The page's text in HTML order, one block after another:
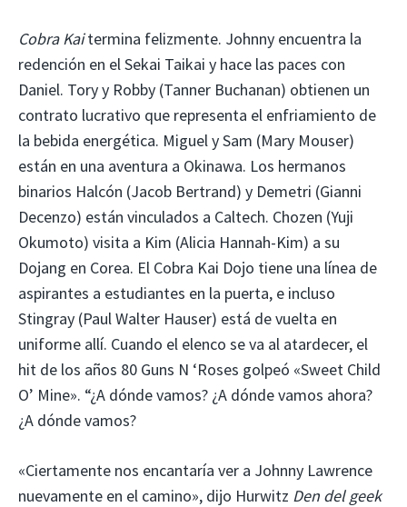
Cobra Kaitermina felizmente. Johnny encuentra la
redención en el Sekai Taikai y hace las paces con
Daniel. Tory y Robby (Tanner Buchanan) obtienen un
contrato lucrativo que representa el enfriamiento de
la bebida energética. Miguel y Sam (Mary Mouser)
están en una aventura a Okinawa. Los hermanos
binarios Halcón (Jacob Bertrand) y Demetri (Gianni
Decenzo) están vinculados a Caltech. Chozen (Yuji
Okumoto) visita a Kim (Alicia Hannah-Kim) a su
Dojang en Corea. El Cobra Kai Dojo tiene una línea de
aspirantes a estudiantes en la puerta, e incluso
Stingray (Paul Walter Hauser) está de vuelta en
uniforme allí. Cuando el elenco se va al atardecer, el
hit de los años 80 Guns N ‘Roses golpeó «Sweet Child
O’ Mine». “¿A dónde vamos? ¿A dónde vamos ahora?
¿A dónde vamos?
«Ciertamente nos encantaría ver a Johnny Lawrence
nuevamente en el camino», dijo Hurwitz Den del geek